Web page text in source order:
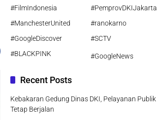
#FilmIndonesia
#PemprovDKIJakarta
#ManchesterUnited
#ranokarno
#GoogleDiscover
#SCTV
#BLACKPINK
#GoogleNews
Recent Posts
Kebakaran Gedung Dinas DKI, Pelayanan Publik
Tetap Berjalan